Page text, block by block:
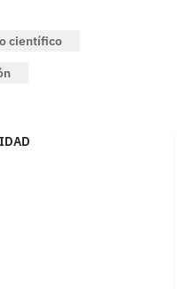
científico